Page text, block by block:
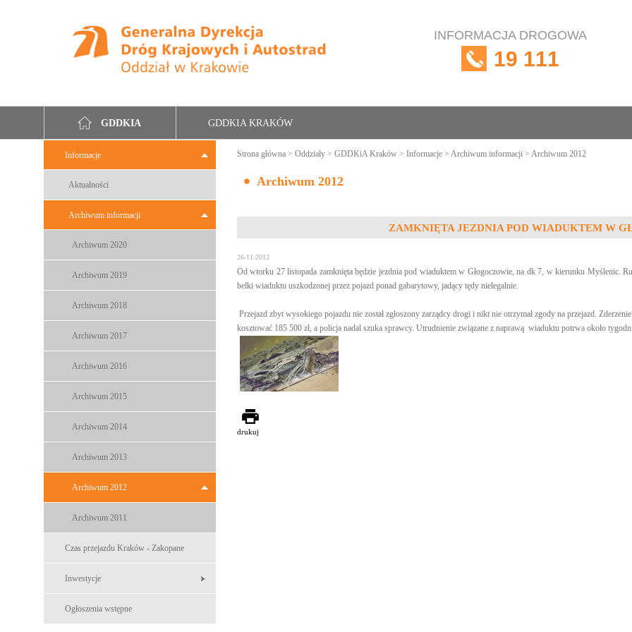
INFORMACJA DROGOWA
19 111
GDDKIA GDDKIA KRAKÓW
Informacje
Aktualności
Archiwum informacji
Archiwum 2020
Archiwum 2019
Archiwum 2018
Archiwum 2017
Archiwum 2016
Archiwum 2015
Archiwum 2014
Archiwum 2013
Archiwum 2012
Archiwum 2011
Czas przejazdu Kraków - Zakopane
Inwestycje
Ogłoszenia wstępne
Strona główna > Oddziały > GDDKiA Kraków > Informacje > Archiwum informacji > Archiwum 2012
Archiwum 2012
ZAMKNIĘTA JEZDNIA POD WIADUKTEM W
26-11-2012
Od wtorku 27 listopada zamknięta będzie jezdnia pod wiaduktem w Głogoczowie, na dk 7, w kierunku Myślenic.
belki wiaduktu uszkodzonej przez pojazd ponad gabarytowy, jadący tędy nielegalnie.
Przejazd zbyt wysokiego pojazdu nie został zgłoszony zarządcy drogi i nikt nie otrzymał zgody na przejazd.
kosztować 185 500 zł, a policja nadal szuka sprawcy. Utrudnienie związane z naprawą wiaduktu potrwa około
drukuj